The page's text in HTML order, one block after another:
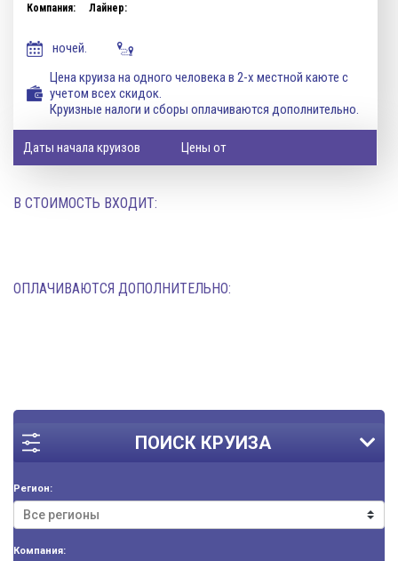
ПОИСК КРУИЗА
Регион:
Компания:
Компания: Лайнер:
ночей.
Цена круиза на одного человека в 2-х местной каюте с
учетом всех скидок.
Круизные налоги и сборы оплачиваются дополнительно.
Даты начала круизов Цены от
В СТОИМОСТЬ ВХОДИТ:
ОПЛАЧИВАЮТСЯ ДОПОЛНИТЕЛЬНО: